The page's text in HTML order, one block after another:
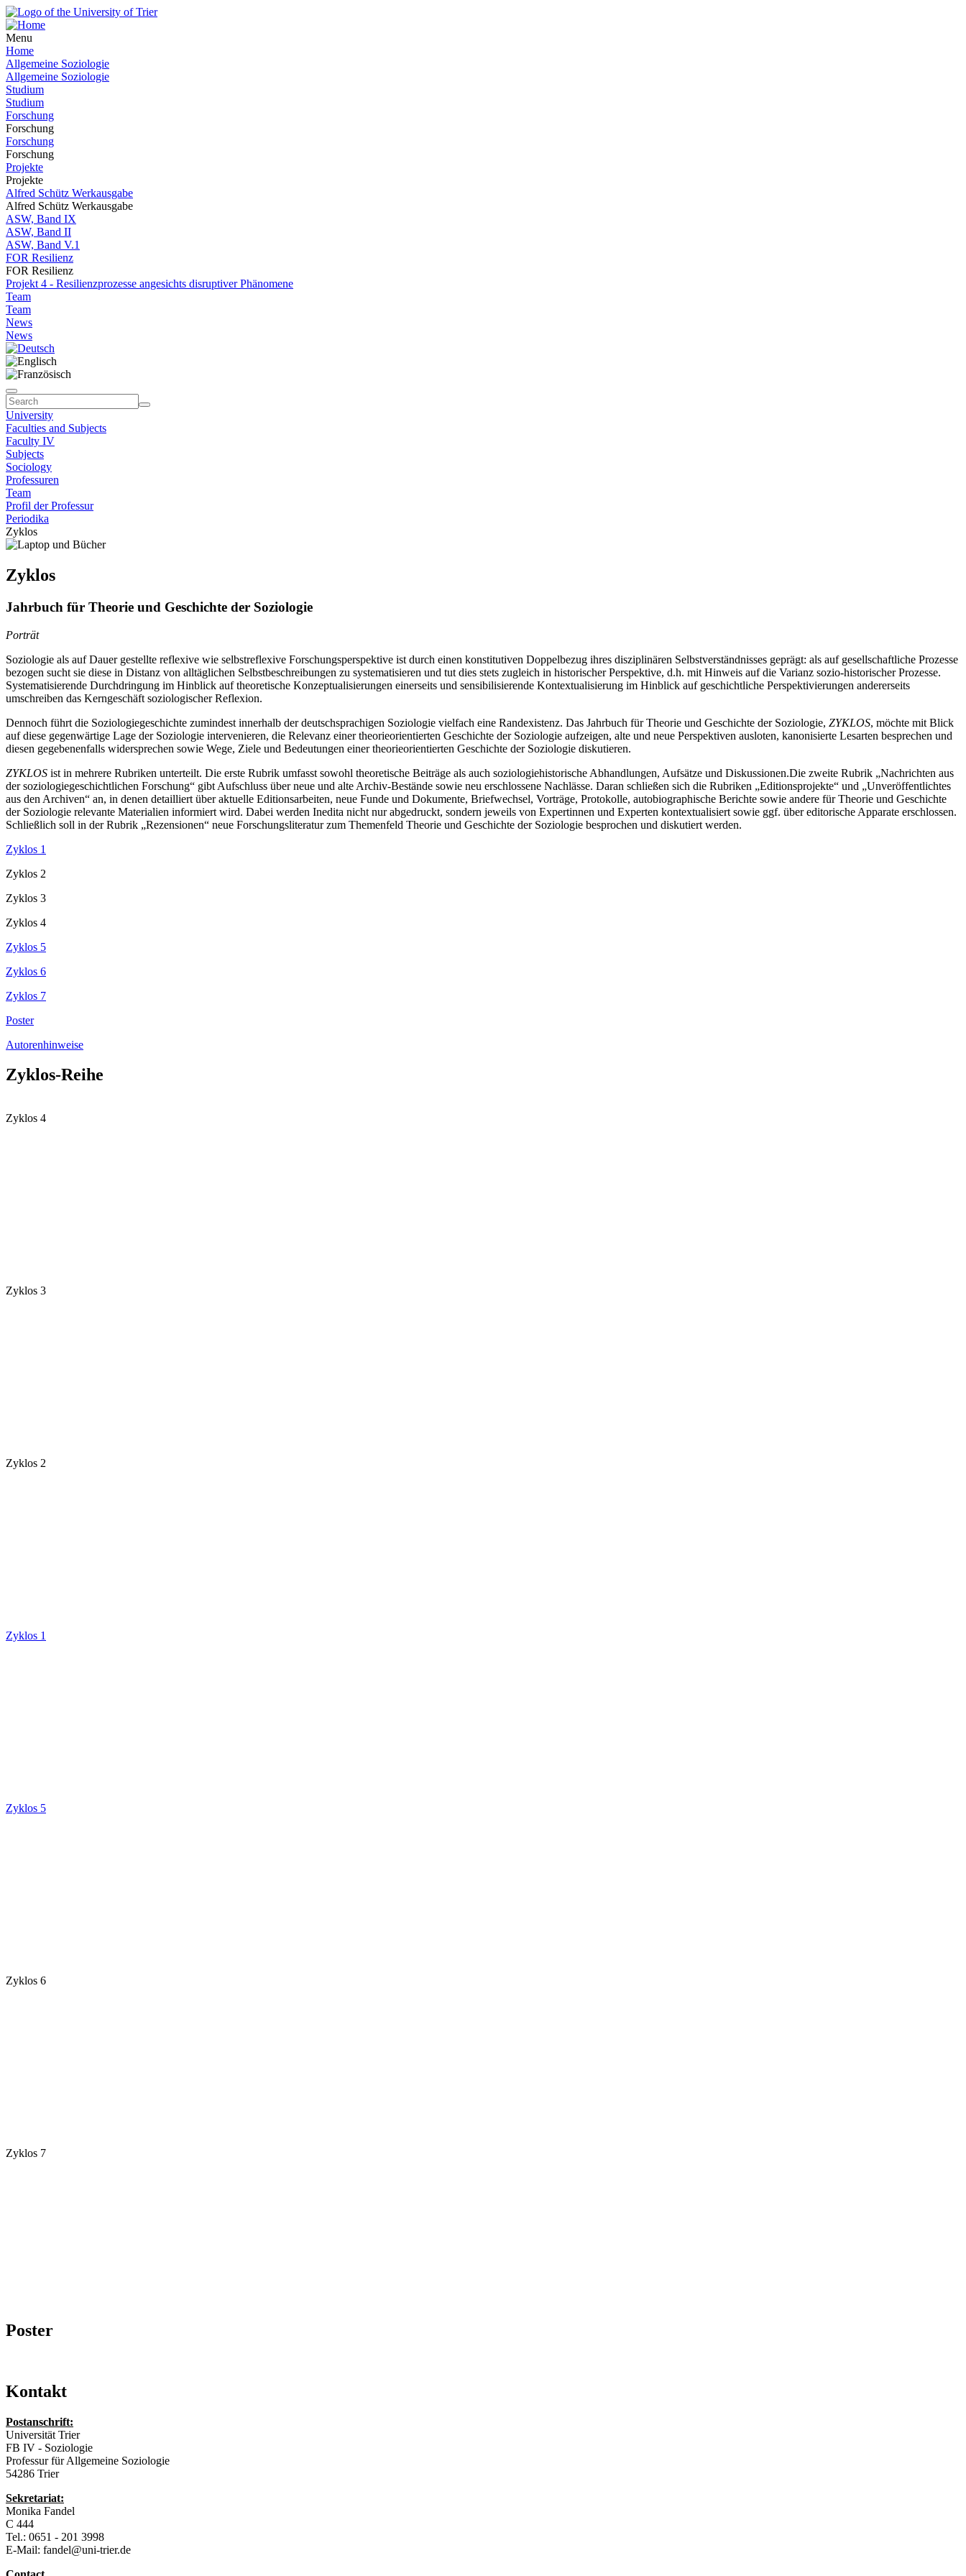
Menu
Home
Allgemeine Soziologie
Allgemeine Soziologie
Studium
Studium
Forschung
Forschung
Forschung
Forschung
Projekte
Projekte
Alfred Schütz Werkausgabe
Alfred Schütz Werkausgabe
ASW, Band IX
ASW, Band II
ASW, Band V.1
FOR Resilienz
FOR Resilienz
Projekt 4 - Resilienzprozesse angesichts disruptiver Phänomene
Team
Team
News
News
University
Faculties and Subjects
Faculty IV
Subjects
Sociology
Professuren
Team
Profil der Professur
Periodika
Zyklos
Zyklos
Jahrbuch für Theorie und Geschichte der Soziologie
Porträt
Soziologie als auf Dauer gestellte reflexive wie selbstreflexive Forschungsperspektive ist durch einen konstitutiven Doppelbezug ihres disziplinären Selbstverständnisses geprägt: als auf gesellschaftliche Prozesse
bezogen sucht sie diese in Distanz von alltäglichen Selbstbeschreibungen zu systematisieren und tut dies stets zugleich in historischer Perspektive, d.h. mit Hinweis auf die Varianz sozio-historischer Prozesse.
Systematisierende Durchdringung im Hinblick auf theoretische Konzeptualisierungen einerseits und sensibilisierende Kontextualisierung im Hinblick auf geschichtliche Perspektivierungen andererseits
umschreiben das Kerngeschäft soziologischer Reflexion.
Dennoch führt die Soziologiegeschichte zumindest innerhalb der deutschsprachigen Soziologie vielfach eine Randexistenz. Das Jahrbuch für Theorie und Geschichte der Soziologie, ZYKLOS, möchte mit Blick
auf diese gegenwärtige Lage der Soziologie intervenieren, die Relevanz einer theorieorientierten Geschichte der Soziologie aufzeigen, alte und neue Perspektiven ausloten, kanonisierte Lesarten besprechen und
diesen gegebenenfalls widersprechen sowie Wege, Ziele und Bedeutungen einer theorieorientierten Geschichte der Soziologie diskutieren.
ZYKLOS ist in mehrere Rubriken unterteilt. Die erste Rubrik umfasst sowohl theoretische Beiträge als auch soziologiehistorische Abhandlungen, Aufsätze und Diskussionen.Die zweite Rubrik „Nachrichten aus
der soziologiegeschichtlichen Forschung“ gibt Aufschluss über neue und alte Archiv-Bestände sowie neu erschlossene Nachlässe. Daran schließen sich die Rubriken „Editionsprojekte“ und „Unveröffentlichtes
aus den Archiven“ an, in denen detailliert über aktuelle Editionsarbeiten, neue Funde und Dokumente, Briefwechsel, Vorträge, Protokolle, autobiographische Berichte sowie andere für Theorie und Geschichte
der Soziologie relevante Materialien informiert wird. Dabei werden Inedita nicht nur abgedruckt, sondern jeweils von Expertinnen und Experten kontextualisiert sowie ggf. über editorische Apparate erschlossen.
Schließlich soll in der Rubrik „Rezensionen“ neue Forschungsliteratur zum Themenfeld Theorie und Geschichte der Soziologie besprochen und diskutiert werden.
Zyklos 1
Zyklos 2
Zyklos 3
Zyklos 4
Zyklos 5
Zyklos 6
Zyklos 7
Poster
Autorenhinweise
Zyklos-Reihe
Zyklos 4
Zyklos 3
Zyklos 2
Zyklos 1
Zyklos 5
Zyklos 6
Zyklos 7
Poster
Kontakt
Postanschrift:
Universität Trier
FB IV - Soziologie
Professur für Allgemeine Soziologie
54286 Trier
Sekretariat:
Monika Fandel
C 444
Tel.: 0651 - 201 3998
E-Mail: fandel@uni-trier.de